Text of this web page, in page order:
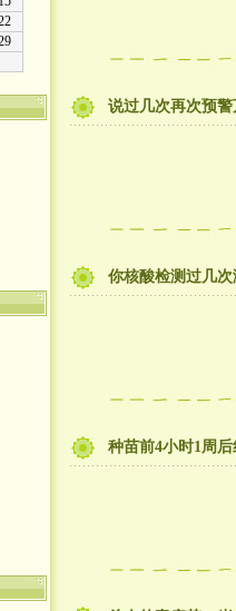
说过几次再次预
你核酸检测过几
种苗前4小时1周